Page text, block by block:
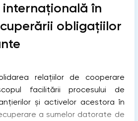
internațională în
obligațiilor
relațiilor de cooperare
facilitării procesului de
și activelor acestora în
a sumelor datorate de